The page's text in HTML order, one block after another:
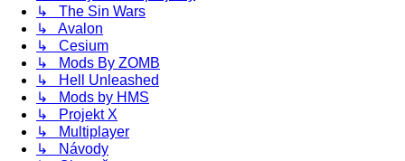
↳ The Sin Wars
↳ Avalon
↳ Cesium
↳ Mods By ZOMB
↳ Hell Unleashed
↳ Mods by HMS
↳ Projekt X
↳ Multiplayer
↳ Návody